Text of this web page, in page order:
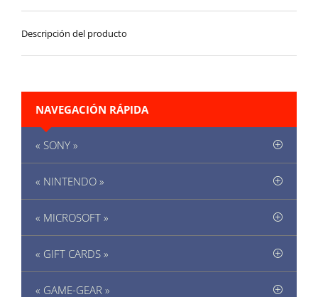
Descripción del producto
NAVEGACIÓN RÁPIDA
« SONY »
« NINTENDO »
« MICROSOFT »
« GIFT CARDS »
« GAME-GEAR »